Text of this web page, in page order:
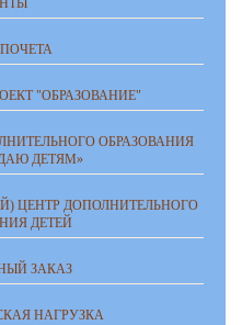
"ОБРАЗОВАНИЕ"
ОБРАЗОВАНИЯ
ДЕТЯМ»
ЦЕНТР ДОПОЛНИТЕЛЬНОГО
ДЕТЕЙ
ЗАКАЗ
НАГРУЗКА